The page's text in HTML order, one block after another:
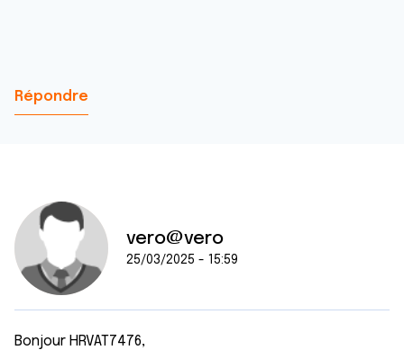
Répondre
vero@vero
25/03/2025 - 15:59
Bonjour HRVAT7476,